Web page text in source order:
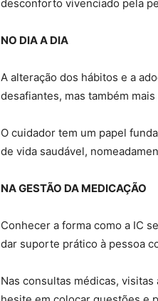
desconforto vivenciado pela
NO DIA A DIA
A alteração dos hábitos e a
desafiantes, mas também
O cuidador tem um papel
de vida saudável,
NA GESTÃO DA MEDICAÇÃO
Conhecer a forma como a IC
dar suporte prático à pessoa
Nas consultas médicas,